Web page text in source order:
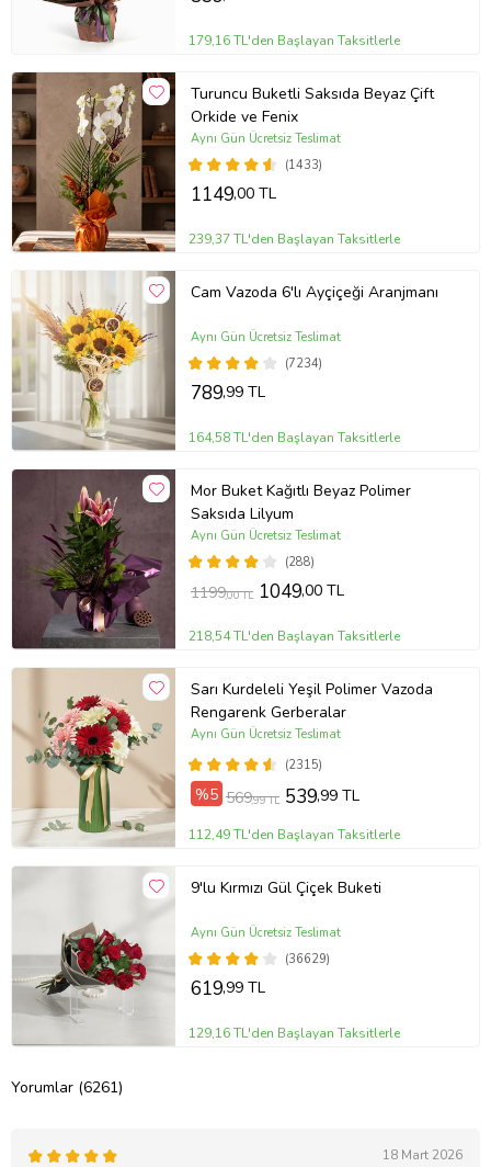
179,16 TL'den Başlayan Taksitlerle
Turuncu Buketli Saksıda Beyaz Çift
Orkide ve Fenix
(1433)
Aynı Gün Ücretsiz Teslimat
1149,00 TL
239,37 TL'den Başlayan Taksitlerle
Cam Vazoda 6'lı Ayçiçeği Aranjmanı
(7234)
Aynı Gün Ücretsiz Teslimat
789,99 TL
164,58 TL'den Başlayan Taksitlerle
Mor Buket Kağıtlı Beyaz Polimer
Saksıda Lilyum
(288)
Aynı Gün Ücretsiz Teslimat
1199,00 TL 1049,00 TL
218,54 TL'den Başlayan Taksitlerle
Sarı Kurdeleli Yeşil Polimer Vazoda
Rengarenk Gerberalar
(2315)
Aynı Gün Ücretsiz Teslimat
%5 569,99 TL 539,99 TL
112,49 TL'den Başlayan Taksitlerle
9'lu Kırmızı Gül Çiçek Buketi
(36629)
Aynı Gün Ücretsiz Teslimat
619,99 TL
129,16 TL'den Başlayan Taksitlerle
Yorumlar (6261)
18 Mart 2026